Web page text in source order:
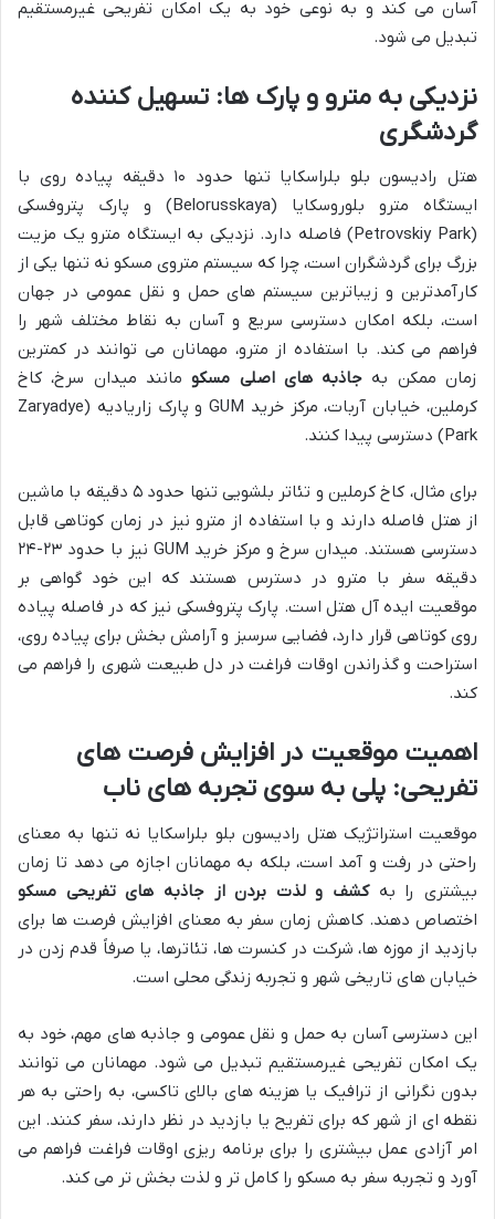
آسان می کند و به نوعی خود به یک امکان تفریحی غیرمستقیم
تبدیل می شود.
نزدیکی به مترو و پارک ها: تسهیل کننده
گردشگری
هتل رادیسون بلو بلراسکایا تنها حدود ۱۰ دقیقه پیاده روی با
ایستگاه مترو بلوروسکایا (Belorusskaya) و پارک پتروفسکی
(Petrovskiy Park) فاصله دارد. نزدیکی به ایستگاه مترو یک مزیت
بزرگ برای گردشگران است، چرا که سیستم متروی مسکو نه تنها یکی از
کارآمدترین و زیباترین سیستم های حمل و نقل عمومی در جهان
است، بلکه امکان دسترسی سریع و آسان به نقاط مختلف شهر را
فراهم می کند. با استفاده از مترو، مهمانان می توانند در کمترین
زمان ممکن به جاذبه های اصلی مسکومانند میدان سرخ، کاخ
کرملین، خیابان آربات، مرکز خرید GUM و پارک زاریادیه (Zaryadye
Park) دسترسی پیدا کنند.
برای مثال، کاخ کرملین و تئاتر بلشویی تنها حدود ۵ دقیقه با ماشین
از هتل فاصله دارند و با استفاده از مترو نیز در زمان کوتاهی قابل
دسترسی هستند. میدان سرخ و مرکز خرید GUM نیز با حدود ۲۳-۲۴
دقیقه سفر با مترو در دسترس هستند که این خود گواهی بر
موقعیت ایده آل هتل است. پارک پتروفسکی نیز که در فاصله پیاده
روی کوتاهی قرار دارد، فضایی سرسبز و آرامش بخش برای پیاده روی،
استراحت و گذراندن اوقات فراغت در دل طبیعت شهری را فراهم می
کند.
اهمیت موقعیت در افزایش فرصت های
تفریحی: پلی به سوی تجربه های ناب
موقعیت استراتژیک هتل رادیسون بلو بلراسکایا نه تنها به معنای
راحتی در رفت و آمد است، بلکه به مهمانان اجازه می دهد تا زمان
بیشتری را بهکشف و لذت بردن از جاذبه های تفریحی مسکو
اختصاص دهند. کاهش زمان سفر به معنای افزایش فرصت ها برای
بازدید از موزه ها، شرکت در کنسرت ها، تئاترها، یا صرفاً قدم زدن در
خیابان های تاریخی شهر و تجربه زندگی محلی است.
این دسترسی آسان به حمل و نقل عمومی و جاذبه های مهم، خود به
یک امکان تفریحی غیرمستقیم تبدیل می شود. مهمانان می توانند
بدون نگرانی از ترافیک یا هزینه های بالای تاکسی، به راحتی به هر
نقطه ای از شهر که برای تفریح یا بازدید در نظر دارند، سفر کنند. این
امر آزادی عمل بیشتری را برای برنامه ریزی اوقات فراغت فراهم می
آورد و تجربه سفر به مسکو را کامل تر و لذت بخش تر می کند.